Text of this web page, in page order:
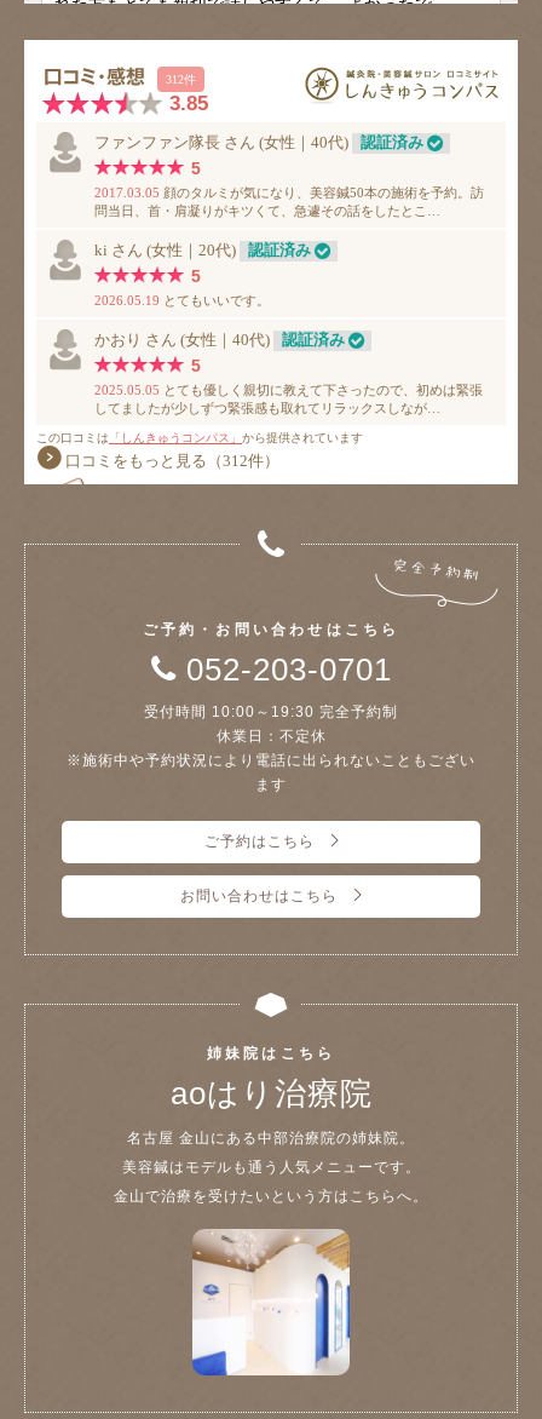
ご予約・お問い合わせはこちら
052-203-0701
受付時間 10:00～19:30 完全予約制
休業日：不定休
※施術中や予約状況により電話に出られないこともござい
ます
ご予約はこちら
お問い合わせはこちら
姉妹院はこちら
aoはり治療院
名古屋 金山にある中部治療院の姉妹院。
美容鍼はモデルも通う人気メニューです。
金山で治療を受けたいという方はこちらへ。